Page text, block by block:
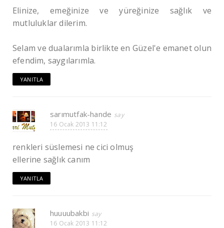
Elinize, emeğinize ve yüreğinize sağlık ve
mutluluklar dilerim.
Selam ve dualarımla birlikte en Güzel'e emanet olun
efendim, saygılarımla.
YANITLA
sarımutfak-hande
16 Ocak 2013 11:12
renkleri süslemesi ne cici olmuş
ellerine sağlık canım
YANITLA
huuuubakbi
16 Ocak 2013 11:12